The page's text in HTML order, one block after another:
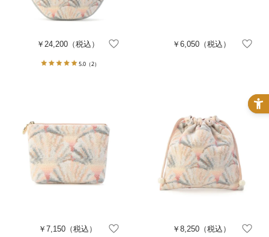
￥24,200（税込）
5.0 （2）
￥6,050（税込）
￥7,150 （税込） ￥8,250（税込）